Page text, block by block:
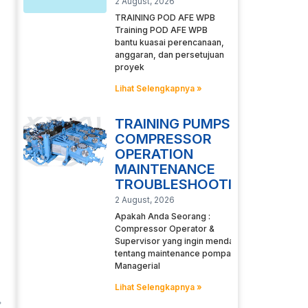
TRAINING POD AFE WPB
Training POD AFE WPB
bantu kuasai perencanaan,
anggaran, dan persetujuan
proyek
Lihat Selengkapnya »
TRAINING PUMPS
COMPRESSOR
OPERATION
MAINTENANCE
TROUBLESHOOTING
2 August, 2026
Apakah Anda Seorang :
Compressor Operator &
Supervisor yang ingin mendalami
tentang maintenance pompa
Managerial
Lihat Selengkapnya »